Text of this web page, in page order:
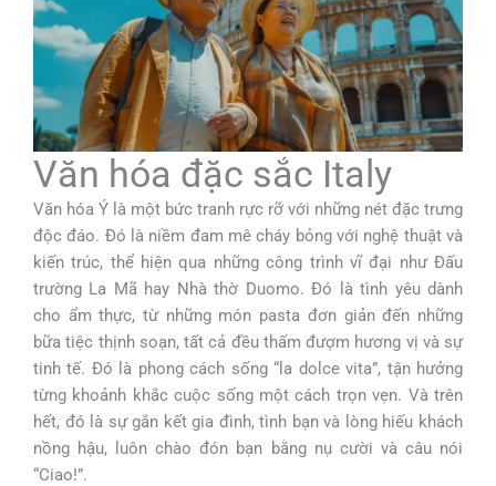
Văn hóa đặc sắc Italy
Văn hóa Ý là một bức tranh rực rỡ với những nét đặc trưng
độc đáo. Đó là niềm đam mê cháy bỏng với nghệ thuật và
kiến trúc, thể hiện qua những công trình vĩ đại như Đấu
trường La Mã hay Nhà thờ Duomo. Đó là tình yêu dành
cho ẩm thực, từ những món pasta đơn giản đến những
bữa tiệc thịnh soạn, tất cả đều thấm đượm hương vị và sự
tinh tế. Đó là phong cách sống “la dolce vita”, tận hưởng
từng khoảnh khắc cuộc sống một cách trọn vẹn. Và trên
hết, đó là sự gắn kết gia đình, tình bạn và lòng hiếu khách
nồng hậu, luôn chào đón bạn bằng nụ cười và câu nói
“Ciao!”.